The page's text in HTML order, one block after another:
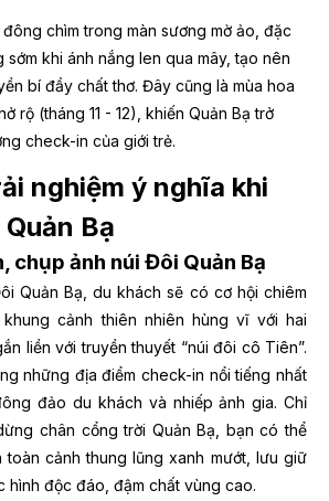
chìm trong màn sương mờ ảo, đặc
sớm khi ánh nắng len qua mây, tạo nên
bí đầy chất thơ. Đây cũng là mùa hoa
rộ (tháng 11 - 12), khiến Quản Bạ trở
check-in của giới trẻ.
nghiệm ý nghĩa khi
Bạ
chụp ảnh núi Đôi Quản Bạ
Quản Bạ, du khách sẽ có cơ hội chiêm
cảnh thiên nhiên hùng vĩ với hai
liền với truyền thuyết “núi đôi cô Tiên”.
những địa điểm check-in nổi tiếng nhất
đảo du khách và nhiếp ảnh gia. Chỉ
chân cổng trời Quản Bạ, bạn có thể
toàn cảnh thung lũng xanh mướt, lưu giữ
hình độc đáo, đậm chất vùng cao.